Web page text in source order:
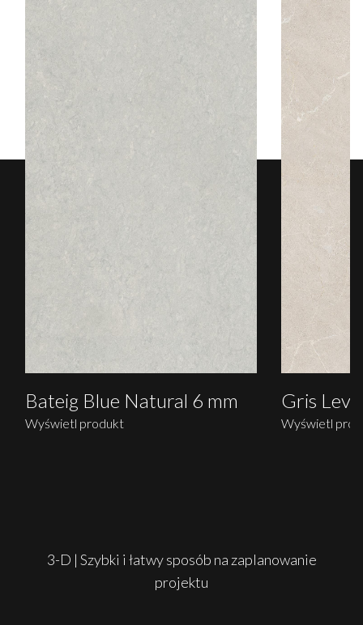
Bateig Blue Natural 6 mm
Wyświetl produkt
Gris
Wyświetl
3-D | Szybki i łatwy sposób na zaplanowanie
projektu